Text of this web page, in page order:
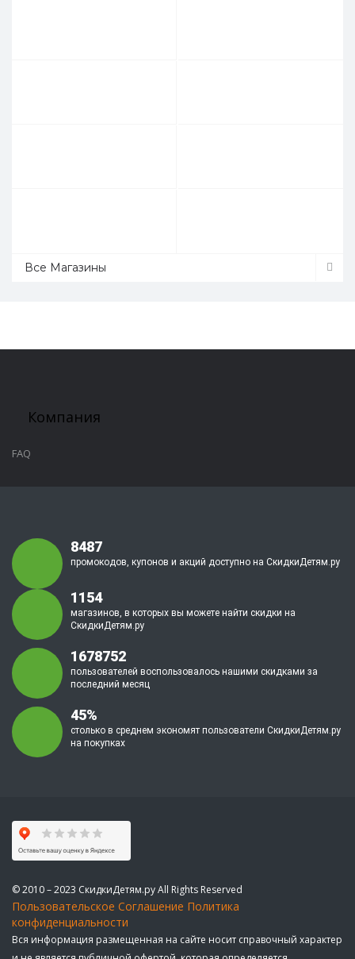
Все Магазины
Компания
FAQ
8487
промокодов, купонов и акций доступно на СкидкиДетям.ру
1154
магазинов, в которых вы можете найти скидки на
СкидкиДетям.ру
1678752
пользователей воспользовалось нашими скидками за
последний месяц
45%
столько в среднем экономят пользователи СкидкиДетям.ру
на покупках
© 2010 – 2023 СкидкиДетям.ру All Rights Reserved
Пользовательское Соглашение Политика
конфиденциальности
Вся информация размещенная на сайте носит справочный характер